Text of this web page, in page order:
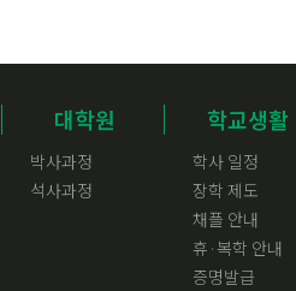
대학원
박사과정
석사과정
학교생활
학사 일정
장학 제도
채플 안내
휴·복학 안내
증명발급